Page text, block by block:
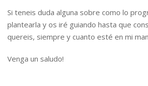
Si teneis duda alguna sobre como lo
plantearla y os iré guiando hasta que
quereis, siempre y cuanto esté en mi
Venga un saludo!